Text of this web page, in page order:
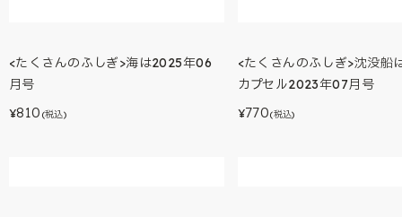
<たくさんのふしぎ>海は2025年06
月号
¥810 (税込)
<たくさんのふしぎ>沈没船
カプセル2023年07月号
¥770(税込)